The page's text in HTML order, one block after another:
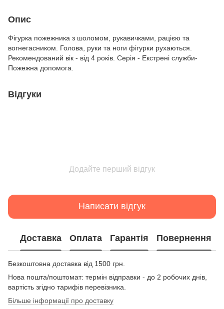
Опис
Фігурка пожежника з шоломом, рукавичками, рацією та
вогнегасником. Голова, руки та ноги фігурки рухаються.
Рекомендований вік - від 4 років. Серія - Екстрені служби-
Пожежна допомога.
Відгуки
Додайте перший відгук
Написати відгук
Доставка Оплата Гарантія Повернення
Безкоштовна доставка від 1500 грн.
Нова пошта/поштомат: термін відправки - до 2 робочих днів,
вартість згідно тарифів перевізника.
Більше інформації про доставку